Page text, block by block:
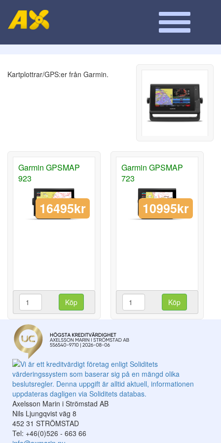
Kartplottrar/GPS:er från Garmin.
Garmin GPSMAP
923
16495kr
Köp
Garmin GPSMAP
723
10995kr
Köp
Axelsson Marin i Strömstad AB
Nils Ljungqvist väg 8
452 31 STRÖMSTAD
Tel: +46(0)526 - 663 66